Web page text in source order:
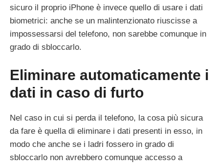
sicuro il proprio iPhone è invece quello di usare i dati
biometrici: anche se un malintenzionato riuscisse a
impossessarsi del telefono, non sarebbe comunque in
grado di sbloccarlo.
Eliminare automaticamente i
dati in caso di furto
Nel caso in cui si perda il telefono, la cosa più sicura
da fare è quella di eliminare i dati presenti in esso, in
modo che anche se i ladri fossero in grado di
sbloccarlo non avrebbero comunque accesso a